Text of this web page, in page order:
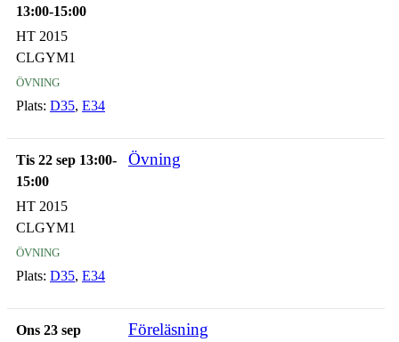
13:00-15:00
HT 2015
CLGYM1
övning
Plats: D35, E34
Tis 22 sep 13:00-
15:00
Övning
HT 2015
CLGYM1
övning
Plats: D35, E34
Ons 23 sep
Föreläsning